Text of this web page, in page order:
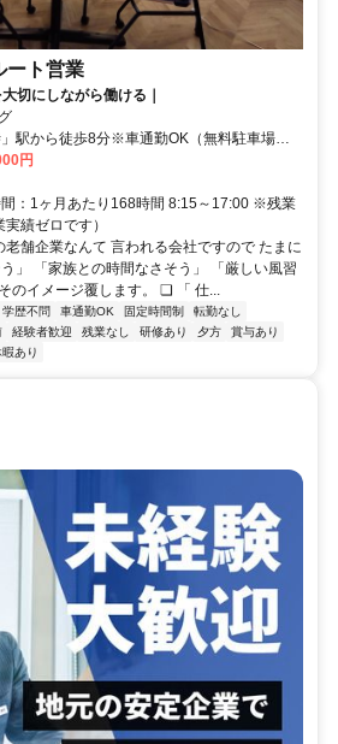
ト営業
切にしながら働ける｜
駅から徒歩8分※車通勤OK（無料駐車場あ
円
：1ヶ月あたり168時間 8:15～17:00 ※残業
績ゼロです）
舗企業なんて 言われる会社ですので たまに
」 「家族との時間なさそう」 「厳しい風習
のイメージ覆します。 ❏ 「 仕...
学歴不問 車通勤OK 固定時間制
転勤なし
経験者歓迎 残業なし 研修あり 夕方
賞与あり
あり